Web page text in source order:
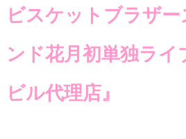
ビスケットブラザ
ンド花月初単独ライ
ビル代理店』